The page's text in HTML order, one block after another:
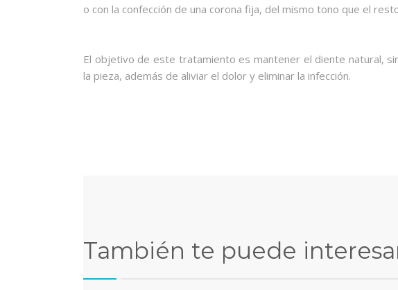
o con la confección de una corona fija, del mismo tono que el
El objetivo de este tratamiento es mantener el diente natural,
la pieza, además de aliviar el dolor y eliminar la infección.
También te puede